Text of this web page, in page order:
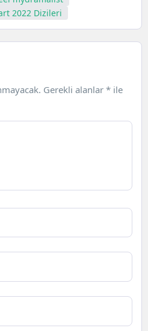
2022 Dizileri
Gerekli alanlar * ile